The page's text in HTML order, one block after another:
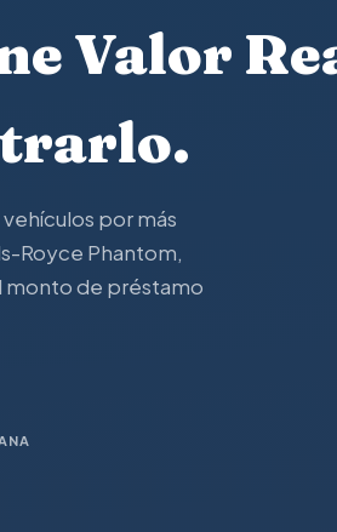
Valor
por más
Royce Phantom,
monto de préstamo